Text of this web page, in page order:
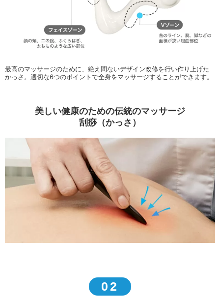
最高のマッサージのために、絶え間ないデザイン改修を行い作り上げた
かっさ。適切な6つのポイントで全身をマッサージすることができます。
美しい健康のための伝統のマッサージ
刮痧（かっさ）
02